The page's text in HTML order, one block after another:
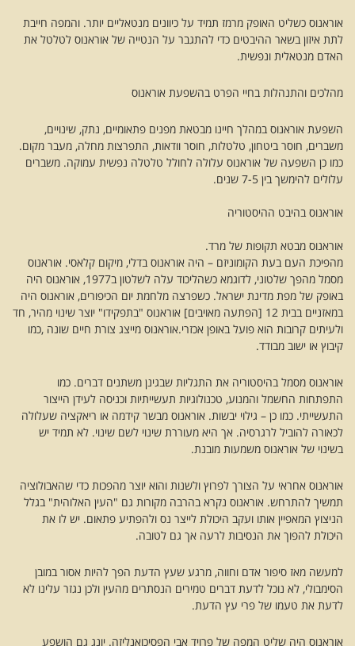
אוראנוס כשליט האופק מרמז תמיד על כיוונים מנטאליים יותר. והמפה חייבת
לתת איזון בשאר ההיבטים כדי להתגבר על הנטייה של אוראנוס לטלטל את
האדם מנטאלית ונפשית.
מהלכים והתנהלות בחיי הפרט בהשפעת אוראנוס
השפעת אוראנוס במהלך חיינו מבטאת מפנים פתאומיים, נתק, שינויים,
משברים, חוסר ביטחון, טלטלות, חוסר וודאות, התפרצות מחלה, מעבר מקום.
כמו כן השפעה של אוראנוס עלולה לחולל טלטלה נפשית עמוקה. משברים
עלולים להימשך בין 7-5 שנים.
אוראנוס בהיבט ההיסטוריה
אוראנוס מבטא תקופות של מרד.
מהפיכת העם בעת הקומוניזם – היה אוראנוס בדלי, מיקום קלאסי. אוראנוס
מסמל מהפך שלטוני, לדוגמא כשהליכוד עלה לשלטון ב1977, אוראנוס היה
באופק של מפת מדינת ישראל. כשפרצה מלחמת יום הכיפורים, אוראנוס היה
במאזניים בבית 12 [הפתעה מאויבים] אוראנוס "בתפקידו" יוצר שינוי מהיר, חד
ולעיתים קרובות הוא פועל באופן אכזרי.אוראנוס מייצג צורת חיים שונה ,כמו
קיבוץ או ישוב מבודד.
אוראנוס מסמל בהיסטוריה את התגליות שבגינן משתנים דברים. כמו
התפתחות החשמל והמנוע, טכנולוגיות תעשייתיות וכניסה לעידן הייצור
התעשייתי. כמו כן – גילוי יבשות. אוראנוס מבשר קידמה או ריאקציה שעלולה
לכאורה להוביל לרגרסיה. אך היא מעוררת שינוי לשם שינוי. לא תמיד יש
בשינוי של אוראנוס משמעות מובנת.
אוראנוס אחראי על הצורך לפרוץ ולשנות והוא יוצר מהפכות כדי שהאבולוציה
תמשיך להתרחש. אוראנוס נקרא בהרבה מקורות גם "העין האלוהית" בגלל
הניצוץ המאפיין אותו ועקב היכולת לייצר נס ולהפתיע פתאום. יש לו את
היכולת להפוך את הנסיבות לרעה אך גם לטובה.
למעשה מאז סיפור אדם וחווה, מרגע שעץ הדעת הפך להיות אסור במובן
הסימבולי, לא נוכל לדעת דברים טמירים הנסתרים מהעין ולכן נגזר עלינו לא
לדעת את טעמו של פרי עץ הדעת.
אוראנוס היה שליט המפה של פרויד אבי הפסיכואנליזה. יונג גם הושפע